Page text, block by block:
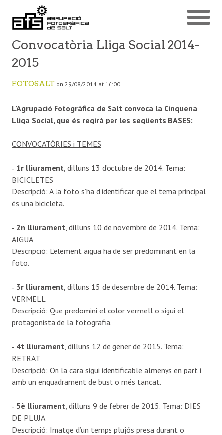
Convocatòria Lliga Social 2014-
2015
FOTOSALT on 29/08/2014 at 16:00
L’Agrupació Fotogràfica de Salt convoca la Cinquena
Lliga Social, que és regirà per les següents BASES:
CONVOCATÒRIES i TEMES
‐ 1r lliurament , dilluns 13 d’octubre de 2014. Tema:
BICICLETES
Descripció: A la foto s’ha d’identificar que el tema principal
és una bicicleta.
‐ 2n lliurament , dilluns 10 de novembre de 2014. Tema:
AIGUA
Descripció: L’element aigua ha de ser predominant en la
foto.
‐ 3r lliurament , dilluns 15 de desembre de 2014. Tema:
VERMELL
Descripció: Que predomini el color vermell o sigui el
protagonista de la fotografia.
‐ 4t lliurament , dilluns 12 de gener de 2015. Tema:
RETRAT
Descripció: On la cara sigui identificable almenys en part i
amb un enquadrament de bust o més tancat.
‐ 5è lliurament , dilluns 9 de febrer de 2015. Tema: DIES
DE PLUJA
Descripció: Imatge d’un temps plujós presa durant o